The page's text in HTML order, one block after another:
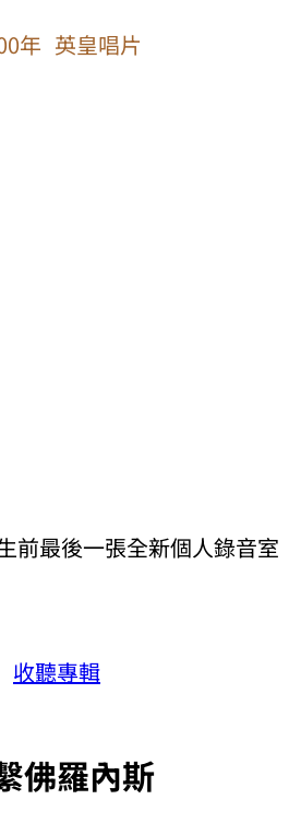
年 英皇唱片
前最後一張全新個人錄音室
收聽專輯
佛羅內斯